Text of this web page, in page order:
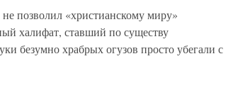
позволил «христианскому миру»
халифат, ставший по существу
безумно храбрых огузов просто убегали с